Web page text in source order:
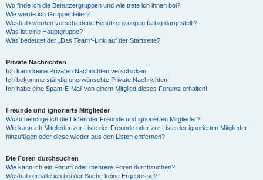
Wo finde ich die Benutzergruppen und wie trete ich ihnen bei?
Wie werde ich Gruppenleiter?
Weshalb werden verschiedene Benutzergruppen farbig dargestellt?
Was ist eine Hauptgruppe?
Was bedeutet der „Das Team“-Link auf der Startseite?
Private Nachrichten
Ich kann keine Privaten Nachrichten verschicken!
Ich bekomme ständig unerwünschte Private Nachrichten!
Ich habe eine Spam-E-Mail von einem Mitglied dieses Forums erhalten!
Freunde und ignorierte Mitglieder
Wozu benötige ich die Listen der Freunde und ignorierten Mitglieder?
Wie kann ich Mitglieder zur Liste der Freunde oder zur Liste der ignorierten Mitglieder
hinzufügen oder diese wieder aus den Listen entfernen?
Die Foren durchsuchen
Wie kann ich ein Forum oder mehrere Foren durchsuchen?
Weshalb erhalte ich bei der Suche keine Ergebnisse?